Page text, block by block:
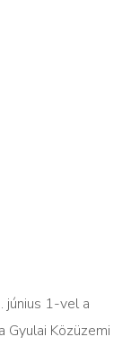
június 1-vel a
Közüzemi